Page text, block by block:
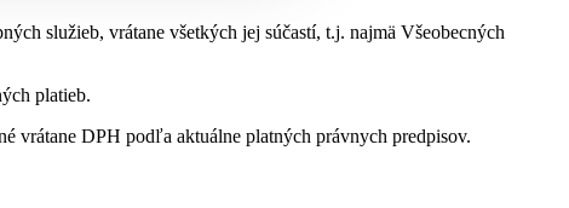
služieb, vrátane všetkých jej súčastí, t.j. najmä Všeobecných
platieb.
vrátane DPH podľa aktuálne platných právnych predpisov.